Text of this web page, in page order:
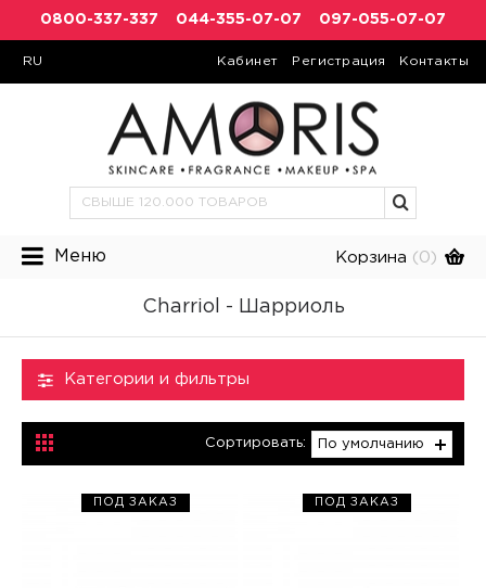
0800-337-337 044-355-07-07 097-055-07-07
RU Кабинет Регистрация Контакты
Меню Корзина (0)
Charriol - Шарриоль
Категории и фильтры
Сортировать: По умолчанию
ПОД ЗАКАЗ ПОД ЗАКАЗ